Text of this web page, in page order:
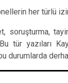
her türlü
soruşturma,
tür yazıları
durumlarda